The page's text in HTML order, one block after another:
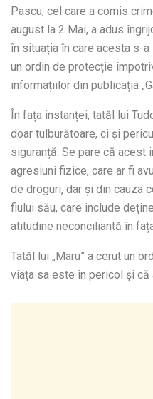
Pascu, cel care a comis
august la 2 Mai, a adus
în situația în care acesta s-
un ordin de protecție
informațiilor din publicația
În fața instanței, tatăl lui
doar tulburătoare, ci și
siguranță. Se pare că acest
agresiuni fizice, care ar fi
de droguri, dar și din cauza
fiului său, care include
atitudine neconciliantă în
Tatăl lui „Maru” a cerut un
viața sa este în pericol și